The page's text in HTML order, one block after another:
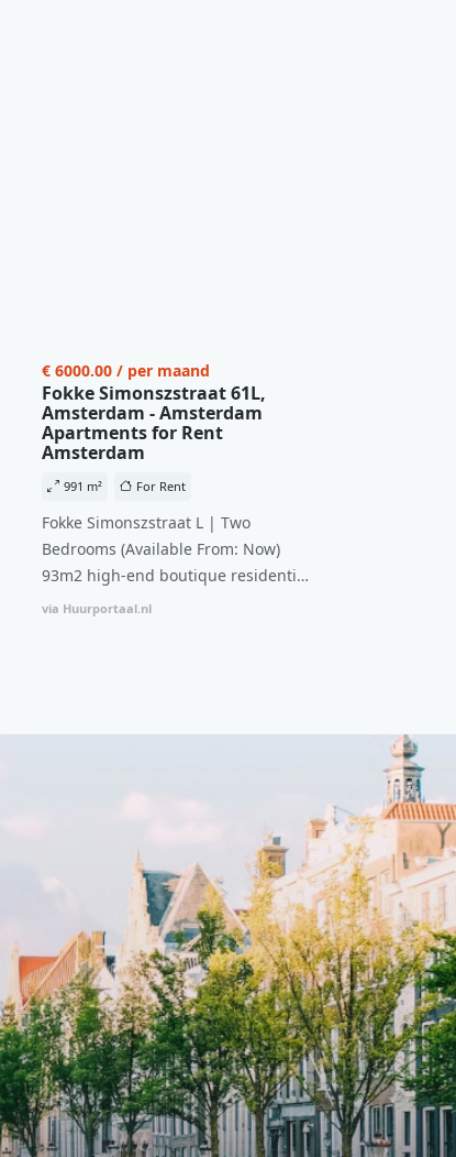
€ 6000.00 / per maand
Fokke Simonszstraat 61L,
Amsterdam - Amsterdam
Apartments for Rent
Amsterdam
991 m² For Rent
Fokke Simonszstraat L | Two
Bedrooms (Available From: Now)
93m2 high-end boutique residential
complex in De Pijp feautring an
93m2, ready-to-live, contemporary
spaces.The building incorporates
solar panels to generate energy
supply. The windows have solar
control glazing, and the apartments
have climate control driven by a
thermal energy storage system.
Underfloor heating and cooling
contribute to a healthy indoor
environment. The atriums' seasonal
green walls provide natural summer
cooling, improved air quality and
via Huurportaal.nl